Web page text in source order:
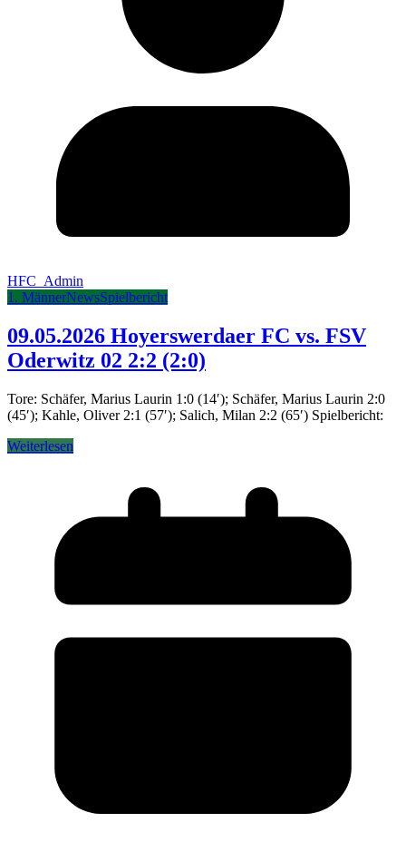
HFC_Admin
1. MännerNewsSpielbericht
09.05.2026 Hoyerswerdaer FC vs. FSV
Oderwitz 02 2:2 (2:0)
Tore: Schäfer, Marius Laurin 1:0 (14′); Schäfer, Marius Laurin 2:0
(45′); Kahle, Oliver 2:1 (57′); Salich, Milan 2:2 (65′) Spielbericht:
Weiterlesen